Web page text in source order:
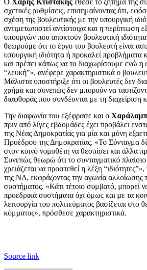
σχετικές ρυθμίσεις, επισημαίνοντας ότι,
σχέση της βουλευτικής με την υπουργική
αντιμετωπιστεί αντίστοιχα και η περίπτωση
υπουργών που αποκτούν βουλευτική
θεωρούμε ότι το έργο του βουλευτή είναι
υπουργική ιδιότητα ή προκαλεί προβλήματα
και πρέπει κάπως να το διαχωρίσουμε ενώ η
“λευκή”», ανέφερε χαρακτηριστικά ο
Μάλιστα υποστήριξε ότι οι βουλευτές δεν
χρήμα και συνεπώς δεν μπορούν να
διαφθοράς που συνδέονται με τη διαχείριση
Την διαφωνία του εξέφρασε και ο
πριν από λίγες εβδομάδες έχει προβάλει
της Νέας Δημοκρατίας για μία και μόνη
Προέδρου της Δημοκρατίας. «Το Σύνταγμα
στον κοινό νομοθέτη να θεσπίσει και άλλα
Συνεπώς θεωρώ ότι το συνταγματικό πλαίσιο
χρειάζεται να προστεθεί η λέξη
της ΝΔ, εκφράζοντας την αγωνία αλλοίωσης
συστήματος. «Κάτι τέτοιο συμβατό, μπορεί
προεδρικά συστήματα όχι όμως και με τα
λειτουργία του πολιτεύματος βασίζεται στο
κόμματος», πρόσθεσε χαρακτηριστικά.
Source link